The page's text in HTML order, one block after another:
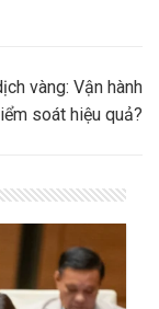
vàng: Vận hành
soát hiệu quả?